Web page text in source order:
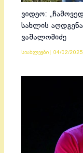
ვიდეო:
სახლის
ვაშალომიძე
სიახლეები 04/02/2025